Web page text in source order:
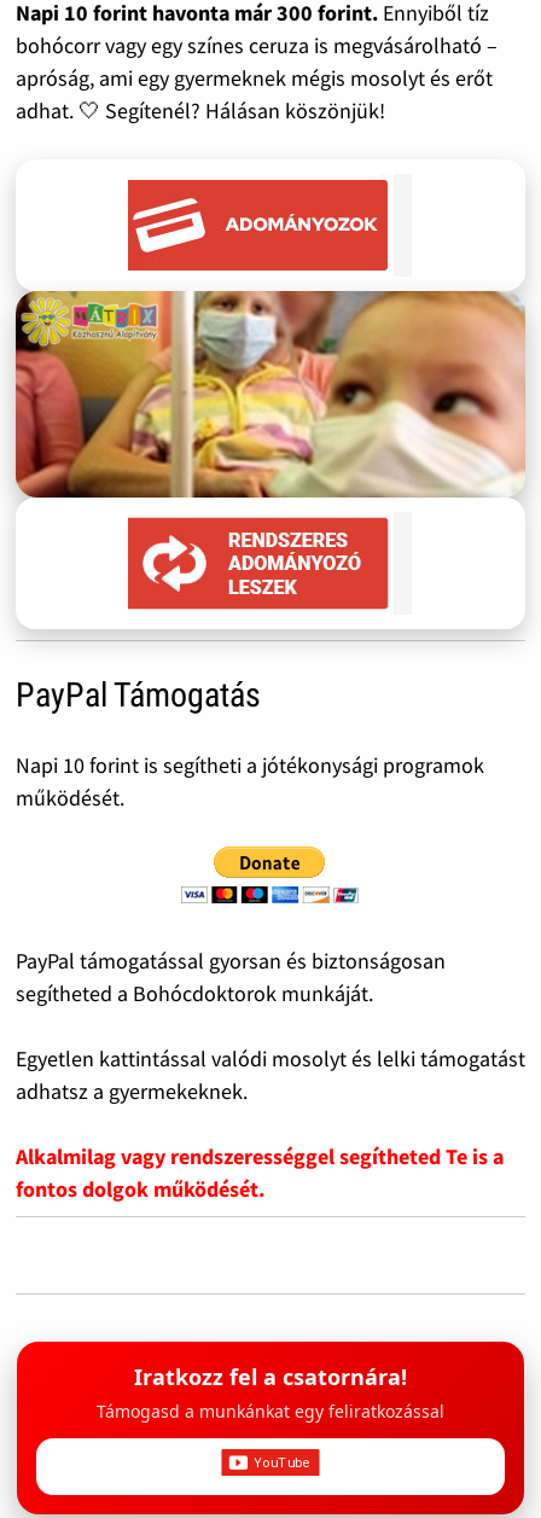
Napi 10 forint havonta már 300 forint.Ennyiből tíz
bohócorr vagy egy színes ceruza is megvásárolható –
apróság, ami egy gyermeknek mégis mosolyt és erőt
adhat. 🤍 Segítenél? Hálásan köszönjük!
PayPal Támogatás
Napi 10 forint is segítheti a jótékonysági programok
működését.
PayPal támogatással gyorsan és biztonságosan
segítheted a Bohócdoktorok munkáját.
Egyetlen kattintással valódi mosolyt és lelki támogatást
adhatsz a gyermekeknek.
Alkalmilag vagy rendszerességgel segítheted Te is a
fontos dolgok működését.
Iratkozz fel a csatornára!
Támogasd a munkánkat egy feliratkozással